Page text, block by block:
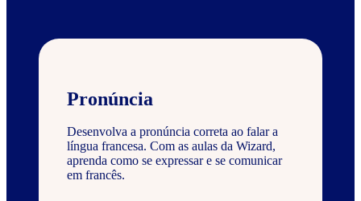
Pronúncia
Desenvolva a pronúncia correta ao falar a
língua francesa. Com as aulas da Wizard,
aprenda como se expressar e se comunicar
em francês.